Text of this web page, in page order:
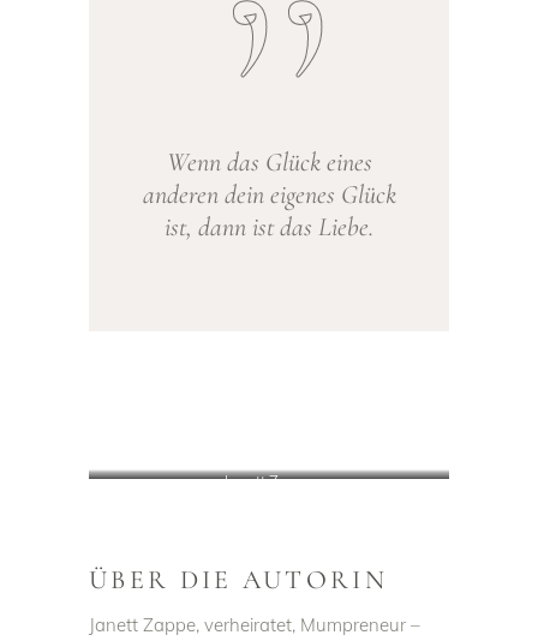
Wenn das Glück eines
anderen dein eigenes Glück
ist, dann ist das Liebe.
Janett Zappe
ÜBER DIE AUTORIN
Janett Zappe, verheiratet, Mumpreneur –